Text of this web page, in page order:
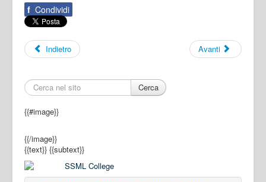
f Condividi
Indietro Avanti
Cerca
{{#image}}
{{/image}}
{{text}} {{subtext}}